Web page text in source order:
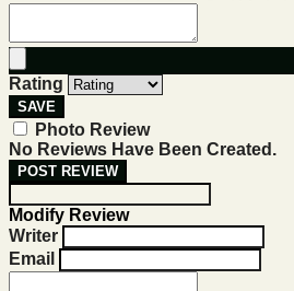
Rating
SAVE
Photo Review
No Reviews Have Been Created.
POST REVIEW
Modify Review
Writer
Email